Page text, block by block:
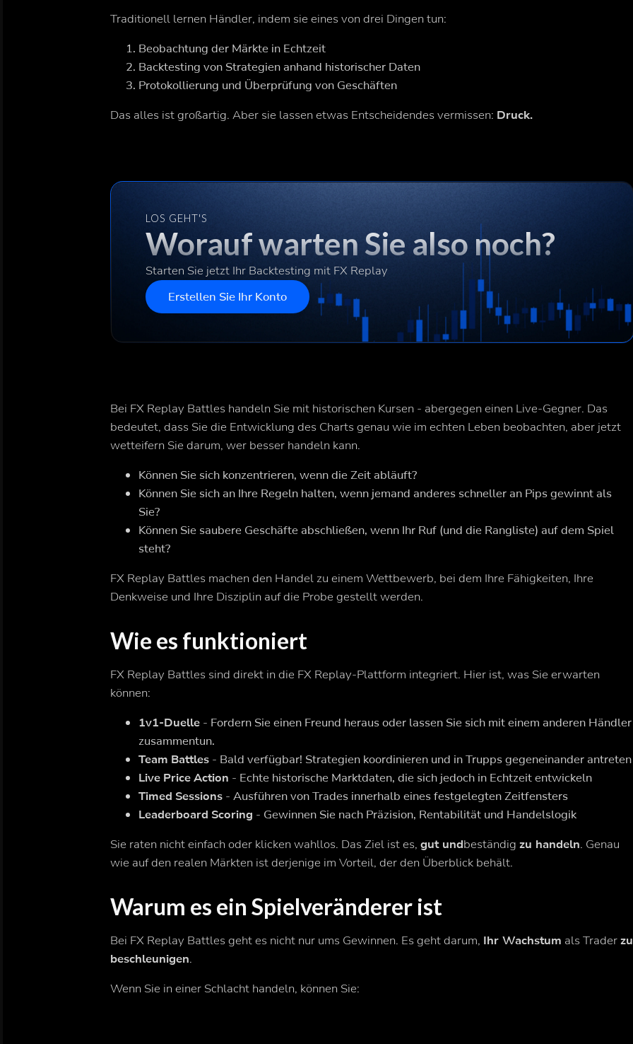
Traditionell lernen Händler, indem sie eines von drei Dingen tun:
Beobachtung der Märkte in Echtzeit
Backtesting von Strategien anhand historischer Daten
Protokollierung und Überprüfung von Geschäften
Das alles ist großartig. Aber sie lassen etwas Entscheidendes vermissen: Druck.
LOS GEHT'S
Worauf warten Sie also noch?
Starten Sie jetzt Ihr Backtesting mit FX Replay
Erstellen Sie Ihr Konto
Bei FX Replay Battles handeln Sie mit historischen Kursen - abergegen einen Live-Gegner. Das
bedeutet, dass Sie die Entwicklung des Charts genau wie im echten Leben beobachten, aber jetzt
wetteifern Sie darum, wer besser handeln kann.
Können Sie sich konzentrieren, wenn die Zeit abläuft?
Können Sie sich an Ihre Regeln halten, wenn jemand anderes schneller an Pips gewinnt als
Sie?
Können Sie saubere Geschäfte abschließen, wenn Ihr Ruf (und die Rangliste) auf dem Spiel
steht?
FX Replay Battles machen den Handel zu einem Wettbewerb, bei dem Ihre Fähigkeiten, Ihre
Denkweise und Ihre Disziplin auf die Probe gestellt werden.
Wie es funktioniert
FX Replay Battles sind direkt in die FX Replay-Plattform integriert. Hier ist, was Sie erwarten
können:
1v1-Duelle - Fordern Sie einen Freund heraus oder lassen Sie sich mit einem anderen Händler
zusammentun.
Team Battles - Bald verfügbar! Strategien koordinieren und in Trupps gegeneinander antreten
Live Price Action - Echte historische Marktdaten, die sich jedoch in Echtzeit entwickeln
Timed Sessions - Ausführen von Trades innerhalb eines festgelegten Zeitfensters
Leaderboard Scoring - Gewinnen Sie nach Präzision, Rentabilität und Handelslogik
Sie raten nicht einfach oder klicken wahllos. Das Ziel ist es,gut undbeständigzu handeln. Genau
wie auf den realen Märkten ist derjenige im Vorteil, der den Überblick behält.
Warum es ein Spielveränderer ist
Bei FX Replay Battles geht es nicht nur ums Gewinnen. Es geht darum, Ihr Wachstum als Traderzu
beschleunigen.
Wenn Sie in einer Schlacht handeln, können Sie: